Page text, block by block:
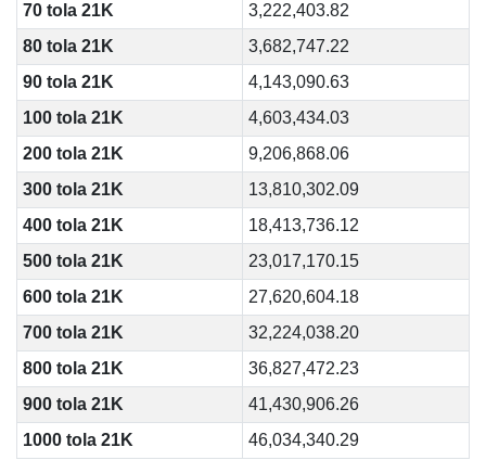
70 tola 21K
3,222,403.82
80 tola 21K
3,682,747.22
90 tola 21K
4,143,090.63
100 tola 21K
4,603,434.03
200 tola 21K
9,206,868.06
300 tola 21K
13,810,302.09
400 tola 21K
18,413,736.12
500 tola 21K
23,017,170.15
600 tola 21K
27,620,604.18
700 tola 21K
32,224,038.20
800 tola 21K
36,827,472.23
900 tola 21K
41,430,906.26
1000 tola 21K
46,034,340.29